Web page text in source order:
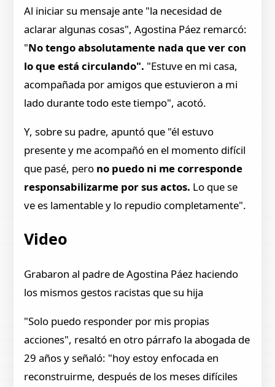
Al iniciar su mensaje ante "la necesidad de
aclarar algunas cosas", Agostina Páez remarcó:
"No tengo absolutamente nada que ver con
lo que está circulando". "Estuve en mi casa,
acompañada por amigos que estuvieron a mi
lado durante todo este tiempo", acotó.
Y, sobre su padre, apuntó que "él estuvo
presente y me acompañó en el momento difícil
que pasé, pero no puedo ni me corresponde
responsabilizarme por sus actos. Lo que se
ve es lamentable y lo repudio completamente".
Video
Grabaron al padre de Agostina Páez haciendo
los mismos gestos racistas que su hija
"Solo puedo responder por mis propias
acciones", resaltó en otro párrafo la abogada de
29 años y señaló: "hoy estoy enfocada en
reconstruirme, después de los meses difíciles